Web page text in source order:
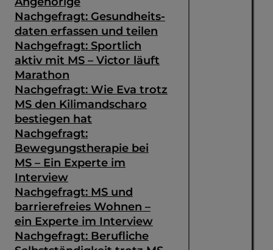
Nachgefragt: Gesundheits­
daten erfassen und teilen
Nachgefragt: Sportlich
aktiv mit MS – Victor läuft
Marathon
Nachgefragt: Wie Eva trotz
MS den Kilimandscharo
bestiegen hat
Nachgefragt:
Bewegungstherapie bei
MS – Ein Experte im
Interview
Nachgefragt: MS und
barrierefreies Wohnen –
ein Experte im Interview
Nachgefragt: Berufliche